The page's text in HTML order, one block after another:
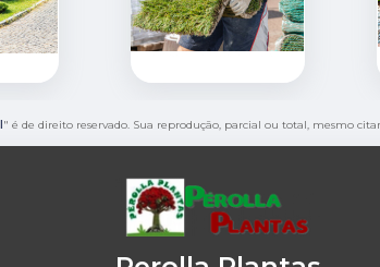
" é de direito reservado. Sua reprodução, parcial ou total, mesmo